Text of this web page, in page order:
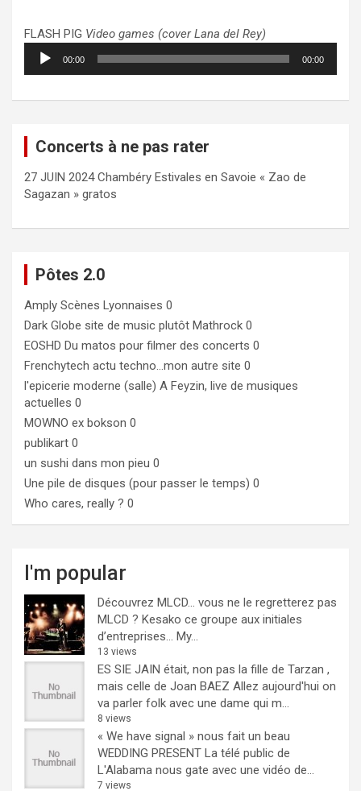
FLASH PIG Video games (cover Lana del Rey)
Lecteur
audio
00:00 00:00
Concerts à ne pas rater
27 JUIN 2024 Chambéry Estivales en Savoie « Zao de
Sagazan » gratos
Pôtes 2.0
Amply Scènes Lyonnaises 0
Dark Globe site de music plutôt Mathrock 0
EOSHD Du matos pour filmer des concerts 0
Frenchytech actu techno…mon autre site 0
l'epicerie moderne (salle) A Feyzin, live de musiques
actuelles 0
MOWNO ex bokson 0
publikart 0
un sushi dans mon pieu 0
Une pile de disques (pour passer le temps) 0
Who cares, really ? 0
I'm popular
Découvrez MLCD… vous ne le regretterez pas
MLCD ? Kesako ce groupe aux initiales
d’entreprises… My...
13 views
ES SIE JAIN était, non pas la fille de Tarzan ,
mais celle de Joan BAEZ Allez aujourd'hui on
va parler folk avec une dame qui m...
8 views
« We have signal » nous fait un beau
WEDDING PRESENT La télé public de
L'Alabama nous gate avec une vidéo de...
7 views